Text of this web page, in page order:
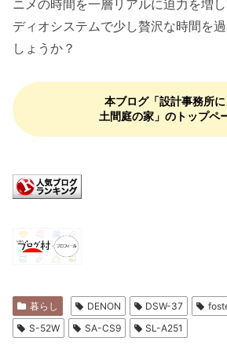
ニメの時間を一層リアルに迫力を増
ディオシステムで少し贅沢な時間を
しょうか？
本ブログ「設計事務所
土間庭の家」のトップペ
暮らし DENON DSW-37
S-52W
SA-CS9 SL-A251